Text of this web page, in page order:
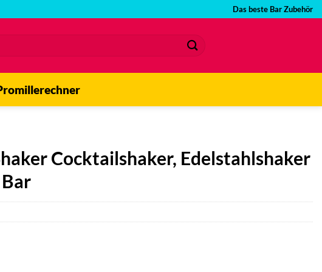
Das beste Bar Zubehör
Cocktailshaker, Edelstahlshaker